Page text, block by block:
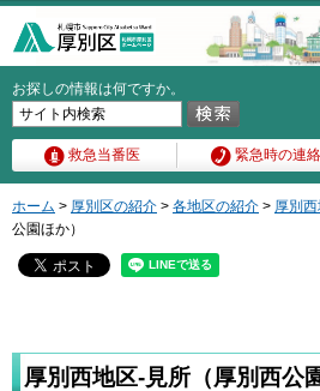
お探しの情報は何ですか。
救急当番医 緊急時の連
ホーム > 厚別区の紹介 > 各地区の紹介 > 厚別
公園ほか）
厚別西地区-見所（厚別西公